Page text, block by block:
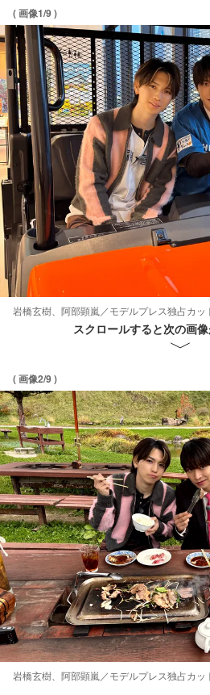
( 画像1/9 )
岩橋玄樹、阿部顕嵐／モデルプレス独占カッ
スクロールすると次の画
( 画像2/9 )
岩橋玄樹、阿部顕嵐／モデルプレス独占カッ